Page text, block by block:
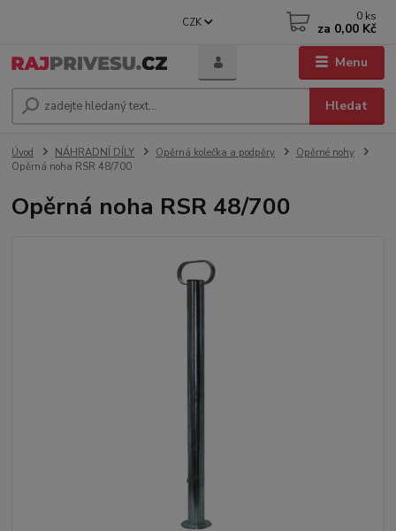
Menu
CZK
Hledat
0 ks
za 0,00 Kč
Úvod NÁHRADNÍ DÍLY Opěrná kolečka a podpěry
Opěrné nohy
Opěrná noha RSR 48/700
Opěrná noha RSR 48/700